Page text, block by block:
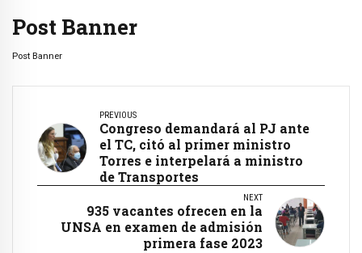
Post Banner
Post Banner
PREVIOUS
Congreso demandará al PJ ante
el TC, citó al primer ministro
Torres e interpelará a ministro
de Transportes
NEXT
935 vacantes ofrecen en la
UNSA en examen de admisión
primera fase 2023